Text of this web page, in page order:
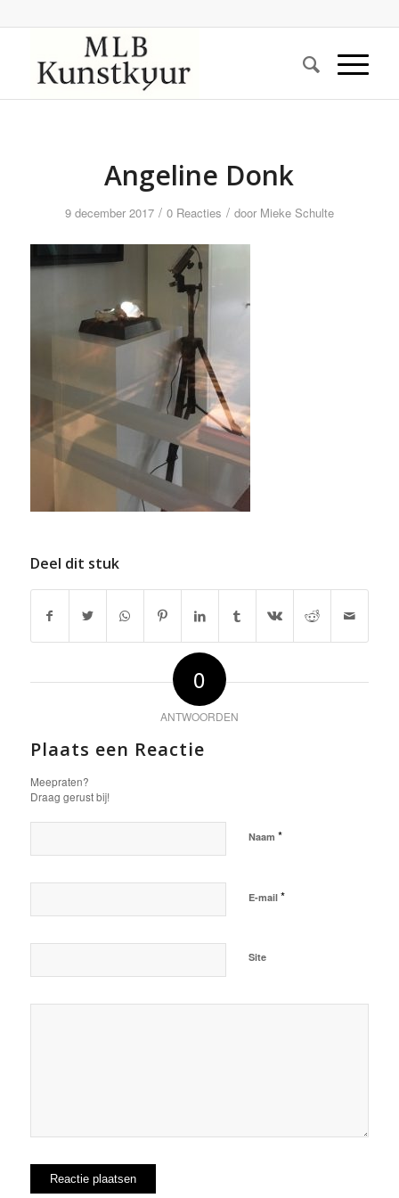
Angeline Donk
9 december 2017 / 0 Reacties / door Mieke Schulte
Deel dit stuk
0
ANTWOORDEN
Plaats een Reactie
Meepraten?
Draag gerust bij!
Naam *
E-mail *
Site